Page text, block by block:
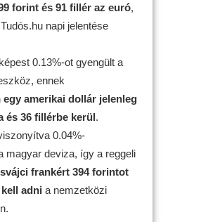
forint és 91 fillér az euró,
napi jelentése
0.13%-ot gyengült a
ennek
egy amerikai dollár jelenleg
és 36 fillérbe kerül.
0.04%-
magyar deviza, így a reggeli
frankért 394 forintot
adni a nemzetközi